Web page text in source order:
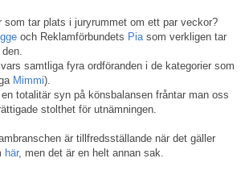
tar plats i juryrummet om ett par veckor?
och Reklamförbundets Piasom verkligen tar
samtliga fyra ordföranden i de kategorier som
Mimmi).
totalitär syn på könsbalansen fråntar man oss
stolthet för utnämningen.
är tillfredsställande när det gäller
här, men det är en helt annan sak.